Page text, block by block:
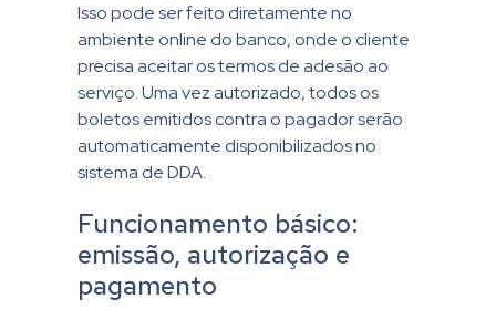
Isso pode ser feito diretamente no
ambiente online do banco, onde o cliente
precisa aceitar os termos de adesão ao
serviço. Uma vez autorizado, todos os
boletos emitidos contra o pagador serão
automaticamente disponibilizados no
sistema de DDA.
Funcionamento básico:
emissão, autorização e
pagamento